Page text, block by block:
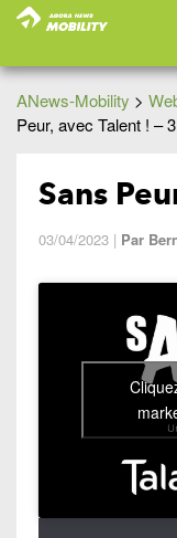
ANews-Mobility >
Peur, avec Talent ! – 3
Sans
03/04/2023 | Par